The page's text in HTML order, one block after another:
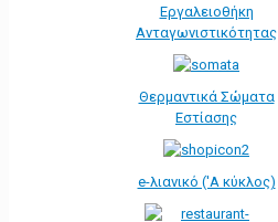
Εργαλειοθήκη
Ανταγωνιστικότητας
Θερμαντικά Σώματα
Εστίασης
e-λιανικό ('Α κύκλος)